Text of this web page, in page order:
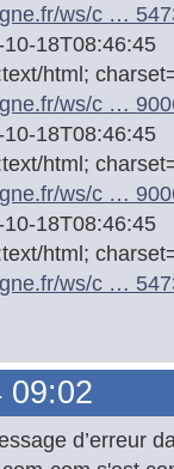
ws/c …
10-
html;
ws/c …
10-
html;
ws/c …
10-
html;
ws/c …
09:02
d’erreur